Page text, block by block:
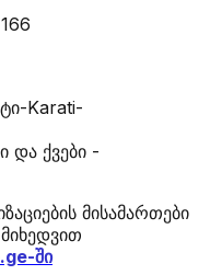
Karati-
და ქვები -
მისამართები
ში